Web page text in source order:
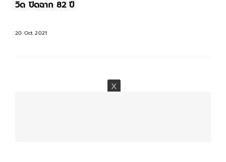
วิด ปิดฉาก 82 ปี
20 Oct 2021